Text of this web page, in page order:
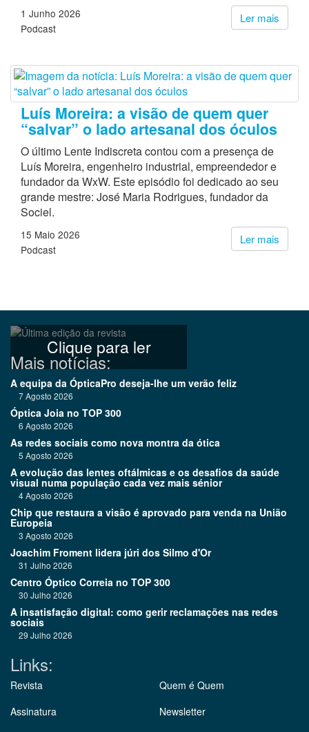
Ler mais
1 Junho 2026
Podcast
Luís Moreira: a visão de quem quer
“salvar” o lado artesanal dos óculos
O último Lente Indiscreta contou com a presença de
Luís Moreira, engenheiro industrial, empreendedor e
fundador da WxW. Este episódio foi dedicado ao seu
grande mestre: José Maria Rodrigues, fundador da
Sociel.
Ler mais
15 Maio 2026
Podcast
Clique para ler
Mais notícias:
A equipa da ÓpticaPro deseja-lhe um verão feliz
7 Agosto 2026
Óptica Joia no TOP 300
6 Agosto 2026
As redes sociais como nova montra da ótica
5 Agosto 2026
A evolução das lentes oftálmicas e os desafios da saúde
visual numa população cada vez mais sénior
4 Agosto 2026
Chip que restaura a visão é aprovado para venda na União
Europeia
3 Agosto 2026
Joachim Froment lidera júri dos Silmo d'Or
31 Julho 2026
Centro Óptico Correia no TOP 300
30 Julho 2026
A insatisfação digital: como gerir reclamações nas redes
sociais
29 Julho 2026
Links:
Revista
Assinatura
Quem é Quem
Newsletter